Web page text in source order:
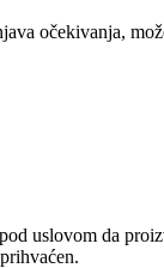
očekivanja,
uslovom da